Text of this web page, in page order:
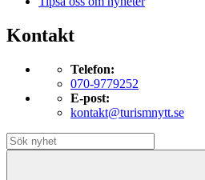
Kontakt
Telefon:
070-9779252
E-post:
kontakt@turismnytt.se